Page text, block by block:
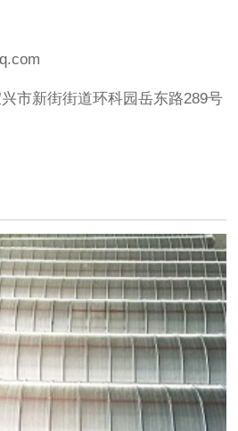
市新街街道环科园岳东路289号